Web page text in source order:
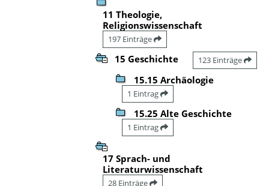
11 Theologie,
Religionswissenschaft
197 Einträge
15 Geschichte 123 Einträge
15.15 Archäologie
1 Eintrag
15.25 Alte Geschichte
1 Eintrag
17 Sprach- und
Literaturwissenschaft
28 Einträge